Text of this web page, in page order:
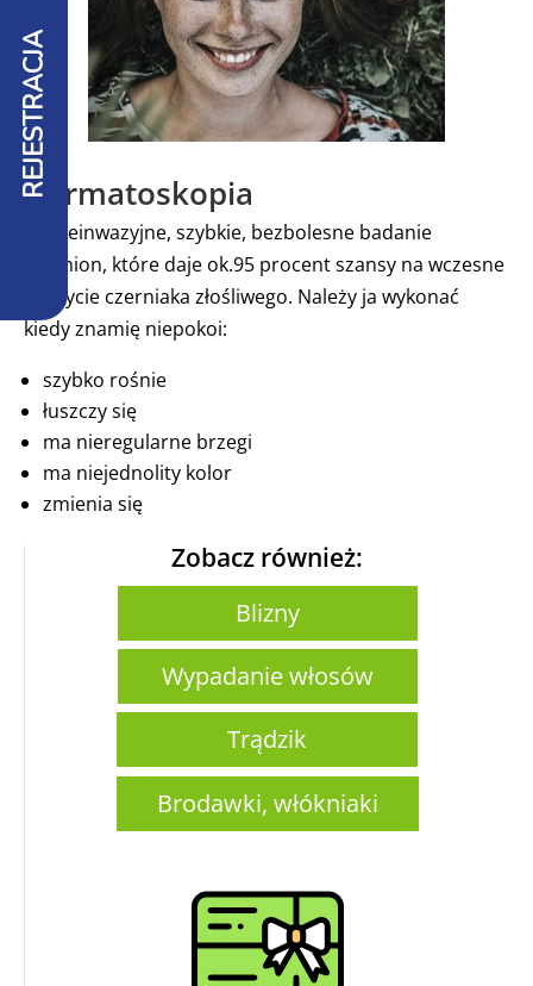
Dermatoskopia
To nieinwazyjne, szybkie, bezbolesne badanie
znamion, które daje ok.95 procent szansy na wczesne
wykrycie czerniaka złośliwego. Należy ja wykonać
kiedy znamię niepokoi:
szybko rośnie
łuszczy się
ma nieregularne brzegi
ma niejednolity kolor
zmienia się
Zobacz również:
Blizny
Wypadanie włosów
Trądzik
Brodawki, włókniaki
REJESTRACJA